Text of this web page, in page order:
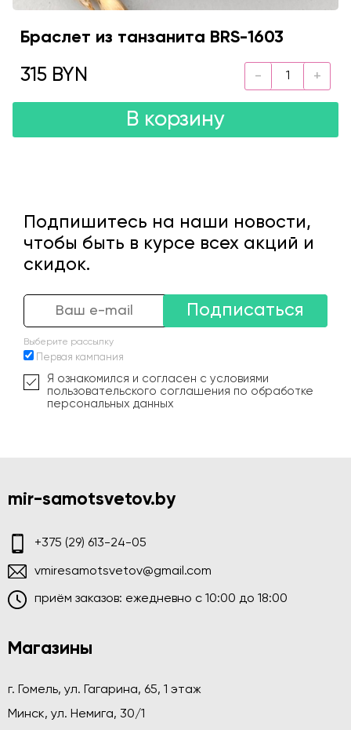
Браслет из танзанита BRS-1603
315 BYN
В корзину
Подпишитесь на наши новости,
чтобы быть в курсе всех акций и
скидок.
Подписаться
Выберите рассылку
Первая кампания
Я ознакомился и согласен с условиями
пользовательского соглашения по обработке
персональных данных
mir-samotsvetov.by
+375 (29) 613-24-05
vmiresamotsvetov@gmail.com
приём заказов: ежедневно c 10:00 до 18:00
Магазины
г. Гомель, ул. Гагарина, 65, 1 этаж
Минск, ул. Немига, 30/1